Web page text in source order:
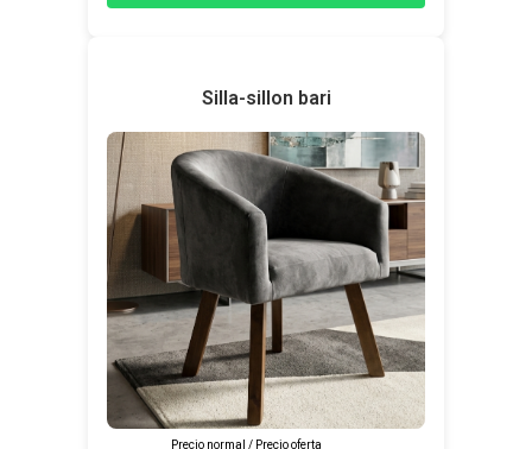
Silla-sillon bari
Precio normal / Precio oferta